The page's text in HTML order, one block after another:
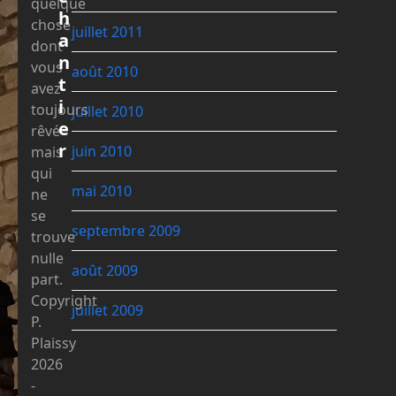
juillet 2011
août 2010
juillet 2010
juin 2010
mai 2010
septembre 2009
août 2009
juillet 2009
chose
dont
vous
avez
toujours
rêvé
mais
qui
ne
se
trouve
nulle
part.
Copyright
P.
Plaissy
2026
-
h
a
n
t
i
e
r